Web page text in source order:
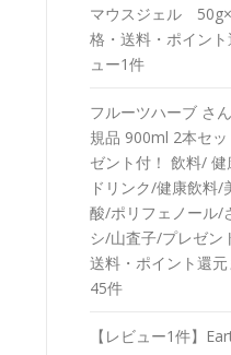
マウスジェル
格・送料・ポイン
ュー1件
フルーツハーブ さ
規品 900ml 2本セ
ゼント付！ 飲料/
ドリンク/健康飲料/
酸/ポリフェノール/
シ/山査子/プレゼン
送料・ポイント還
45件
【レビュー1件】